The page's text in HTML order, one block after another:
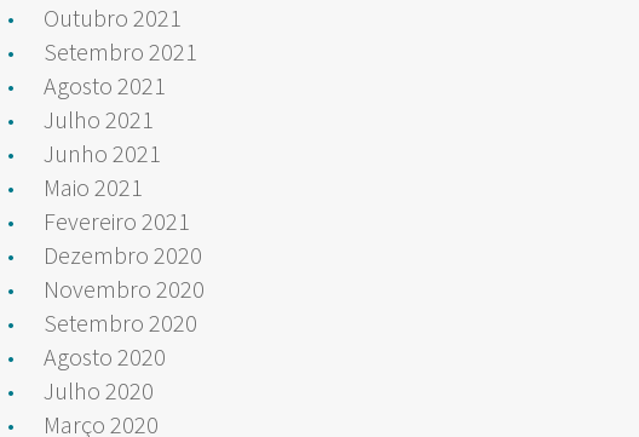
Outubro 2021
Setembro 2021
Agosto 2021
Julho 2021
Junho 2021
Maio 2021
Fevereiro 2021
Dezembro 2020
Novembro 2020
Setembro 2020
Agosto 2020
Julho 2020
Março 2020